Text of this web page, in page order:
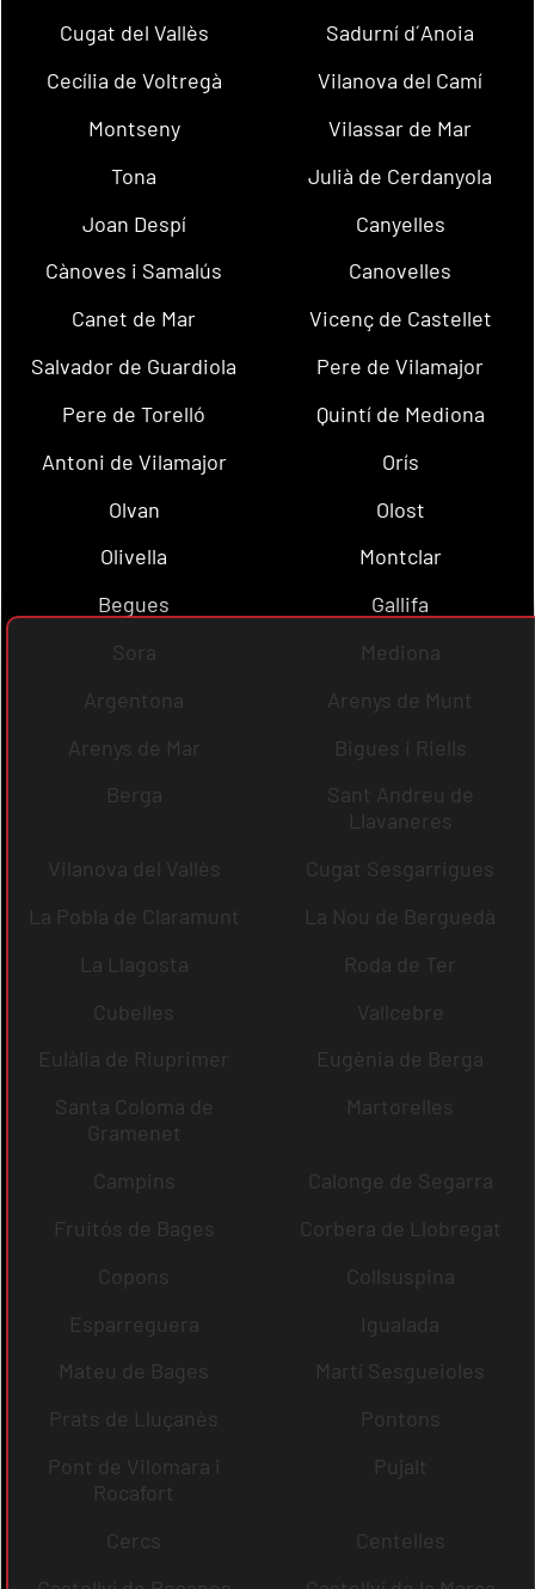
Cugat del Vallès
Sadurní d´Anoia
Cecília de Voltregà
Vilanova del Camí
Montseny
Vilassar de Mar
Tona
Julià de Cerdanyola
Joan Despí
Canyelles
Cànoves i Samalús
Canovelles
Canet de Mar
Vicenç de Castellet
Salvador de Guardiola
Pere de Vilamajor
Pere de Torelló
Quintí de Mediona
Antoni de Vilamajor
Orís
Olvan
Olost
Olivella
Montclar
Begues
Gallifa
Sora
Mediona
Argentona
Arenys de Munt
Arenys de Mar
Bigues i Riells
Berga
Sant Andreu de
Llavaneres
Vilanova del Vallès
Cugat Sesgarrigues
La Pobla de Claramunt
La Nou de Berguedà
La Llagosta
Roda de Ter
Cubelles
Vallcebre
Eulàlia de Riuprimer
Eugènia de Berga
Santa Coloma de
Gramenet
Martorelles
Campins
Calonge de Segarra
Fruitós de Bages
Corbera de Llobregat
Copons
Collsuspina
Esparreguera
Igualada
Mateu de Bages
Martí Sesgueioles
Prats de Lluçanès
Pontons
Pont de Vilomara i
Rocafort
Pujalt
Cercs
Centelles